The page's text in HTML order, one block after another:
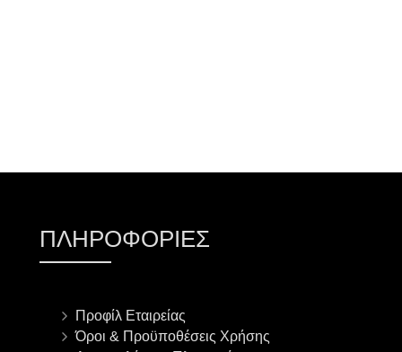
ΠΛΗΡΟΦΟΡΊΕΣ
Προφίλ Εταιρείας
Όροι & Προϋποθέσεις Χρήσης